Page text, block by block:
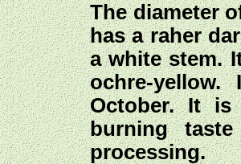
The diameter
has a raher
a white stem.
ochre-
October. It
burning
processing.